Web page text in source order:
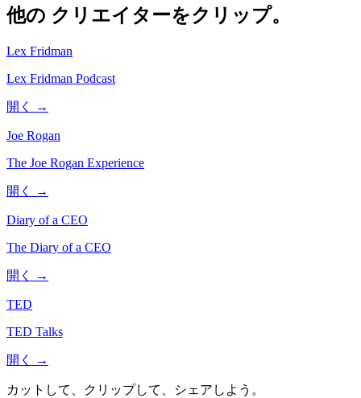
他の クリエイターをクリップ。
Lex Fridman
Lex Fridman Podcast
開く →
Joe Rogan
The Joe Rogan Experience
開く →
Diary of a CEO
The Diary of a CEO
開く →
TED
TED Talks
開く →
カットして、クリップして、シェアしよう。